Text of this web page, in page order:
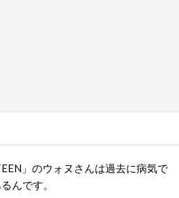
」のウォヌさんは過去に病気で
んです。